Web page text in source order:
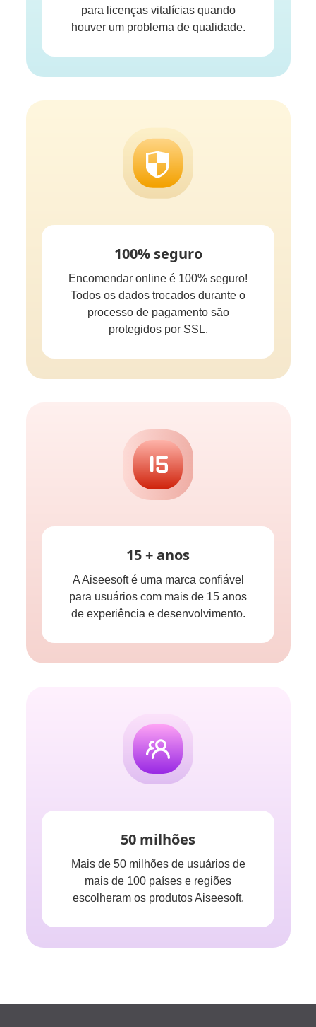
para licenças vitalícias quando
houver um problema de qualidade.
100% seguro
Encomendar online é 100% seguro!
Todos os dados trocados durante o
processo de pagamento são
protegidos por SSL.
15 + anos
A Aiseesoft é uma marca confiável
para usuários com mais de 15 anos
de experiência e desenvolvimento.
50 milhões
Mais de 50 milhões de usuários de
mais de 100 países e regiões
escolheram os produtos Aiseesoft.